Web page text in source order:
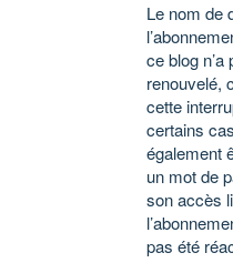
Le nom de
ce blog n’a
renouvelé,
cette
certains
également
un mot de
son accès
pas été